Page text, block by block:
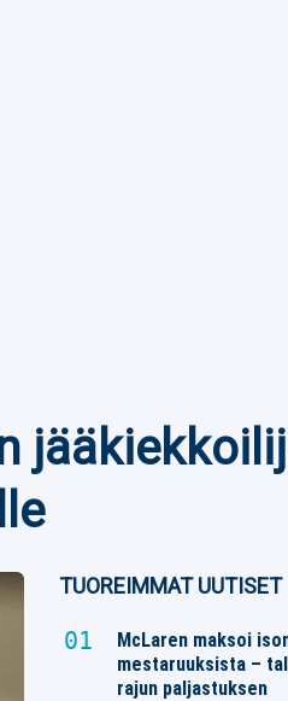
TUOREIMMAT UUTISET
McLaren maksoi
mestaruuksista –
rajun paljastuksen